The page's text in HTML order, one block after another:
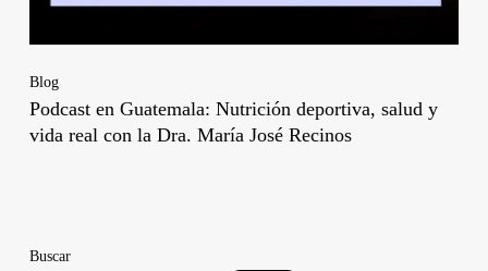
Blog
Podcast en Guatemala: Nutrición deportiva, salud y
vida real con la Dra. María José Recinos
Buscar